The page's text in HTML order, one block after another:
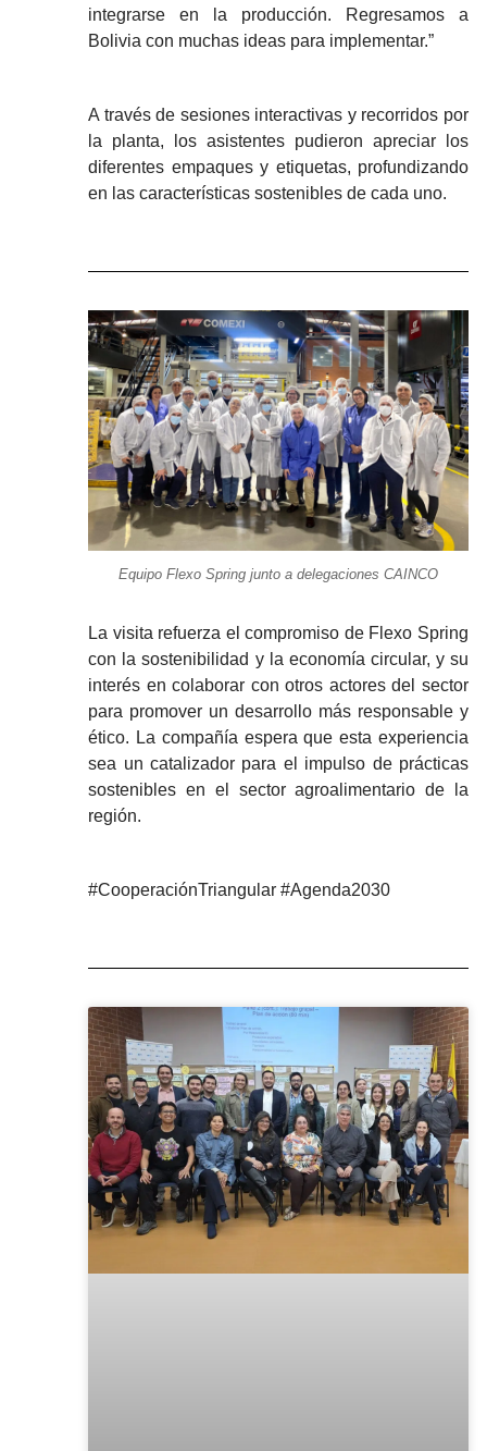
integrarse en la producción. Regresamos a
Bolivia con muchas ideas para implementar.”
A través de sesiones interactivas y recorridos por
la planta, los asistentes pudieron apreciar los
diferentes empaques y etiquetas, profundizando
en las características sostenibles de cada uno.
Equipo Flexo Spring junto a delegaciones CAINCO
La visita refuerza el compromiso de Flexo Spring
con la sostenibilidad y la economía circular, y su
interés en colaborar con otros actores del sector
para promover un desarrollo más responsable y
ético. La compañía espera que esta experiencia
sea un catalizador para el impulso de prácticas
sostenibles en el sector agroalimentario de la
región.
#CooperaciónTriangular #Agenda2030